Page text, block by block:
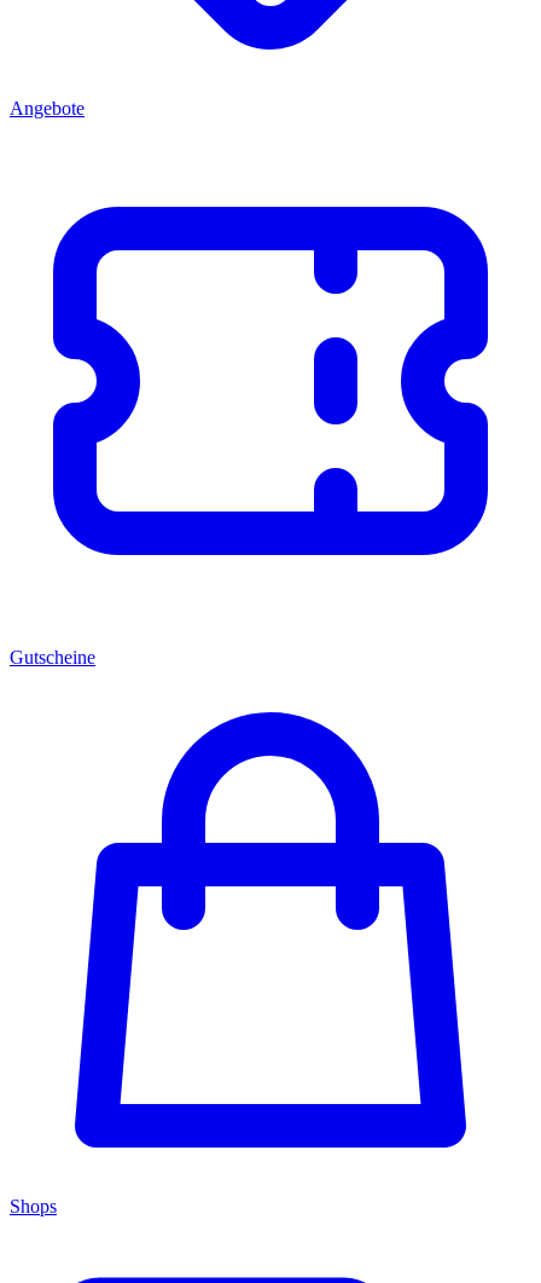
Angebote
Gutscheine
Shops